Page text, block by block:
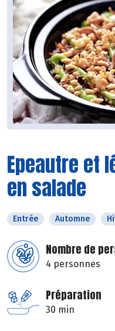
Epeautre et
en salade
Entrée Automne
Nombre de
4 personnes
Préparation
30 min